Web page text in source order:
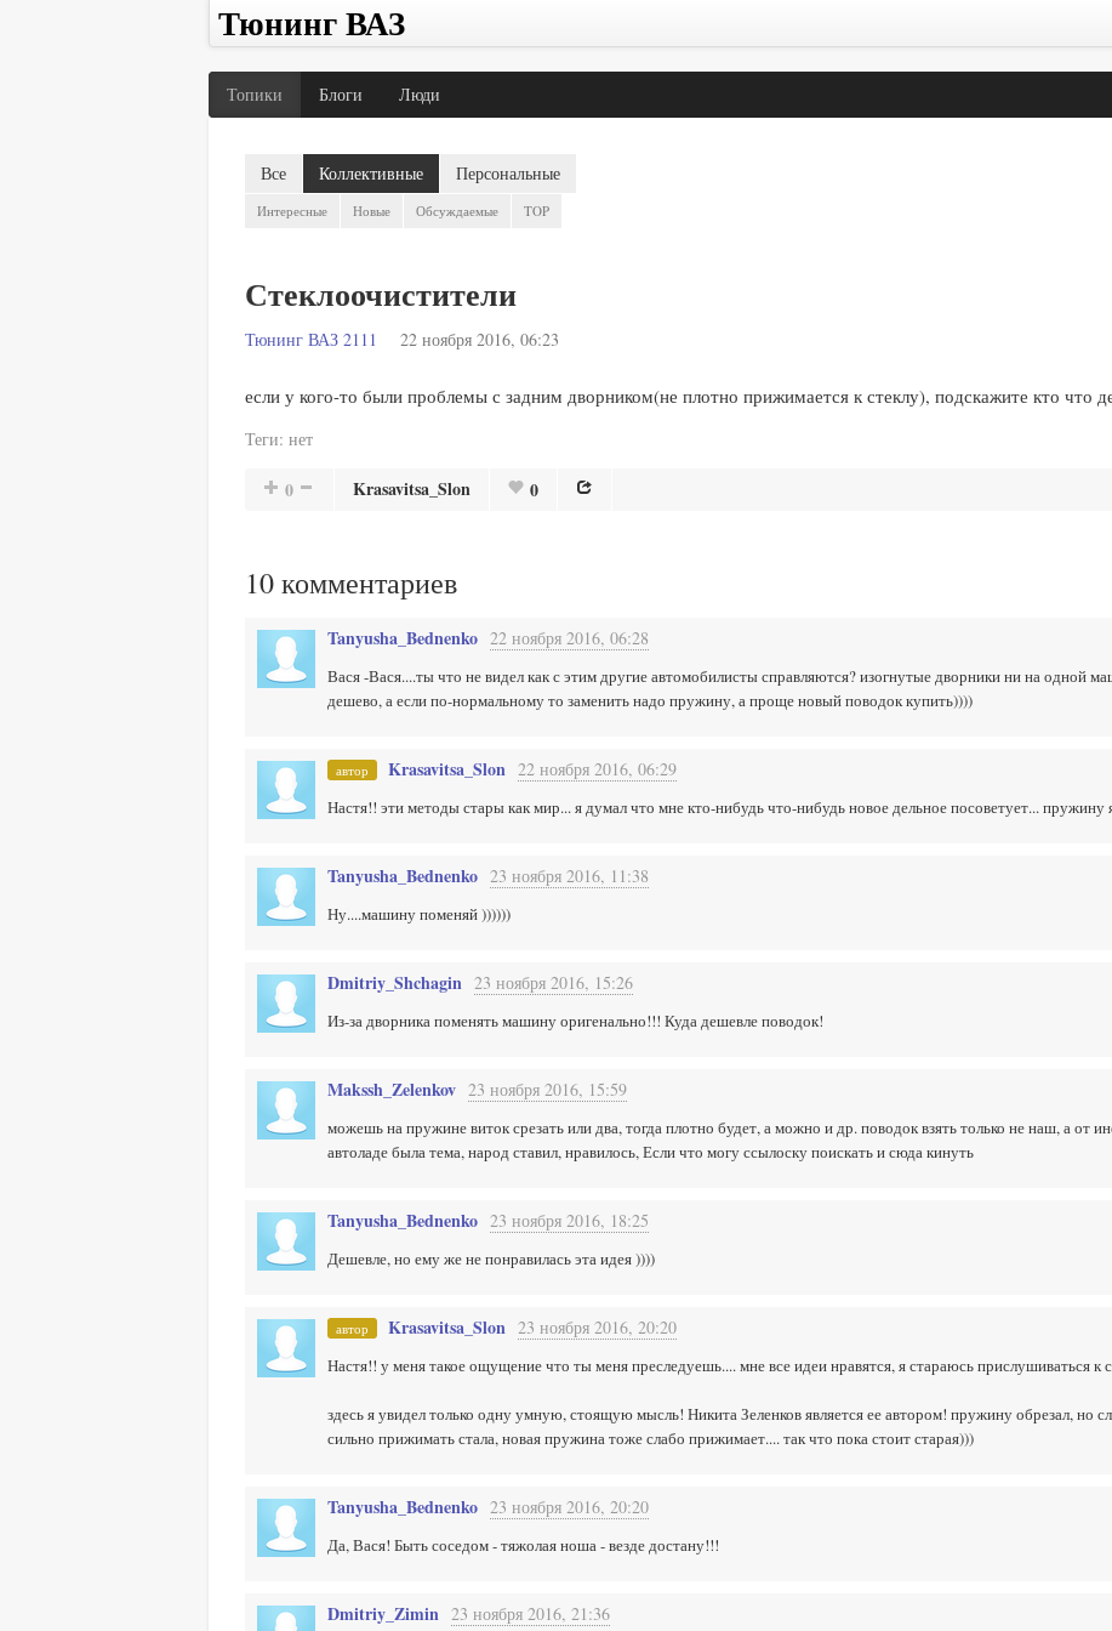
Тюнинг ВАЗ
Топики Блоги Люди
Все Коллективные Персональные
Интересные Новые Обсуждаемые TOP
Стеклоочистители
Тюнинг ВАЗ 2111 22 ноября 2016, 06:23
если у кого-то были проблемы с задним дворником(не плотно прижимается к стеклу), подскажите кто что
Теги: нет
0 Krasavitsa_Slon 0
10комментариев
Tanyusha_Bednenko 22 ноября 2016, 06:28
Вася -Вася....ты что не видел как с этим другие автомобилисты справляются? изогнутые дворники ни на одной
дешево, а если по-нормальному то заменить надо пружину, а проще новый поводок купить))))
автор Krasavitsa_Slon 22 ноября 2016, 06:29
Настя!! эти методы стары как мир... я думал что мне кто-нибудь что-нибудь новое дельное посоветует... пружину
Tanyusha_Bednenko 23 ноября 2016, 11:38
Ну....машину поменяй ))))))
Dmitriy_Shchagin 23 ноября 2016, 15:26
Из-за дворника поменять машину оригенально!!! Куда дешевле поводок!
Makssh_Zelenkov 23 ноября 2016, 15:59
можешь на пружине виток срезать или два, тогда плотно будет, а можно и др. поводок взять только не наш, а от
автоладе была тема, народ ставил, нравилось, Если что могу ссылоску поискать и сюда кинуть
Tanyusha_Bednenko 23 ноября 2016, 18:25
Дешевле, но ему же не понравилась эта идея ))))
автор Krasavitsa_Slon 23 ноября 2016, 20:20
Настя!! у меня такое ощущение что ты меня преследуешь.... мне все идеи нравятся, я стараюсь прислушиваться к
здесь я увидел только одну умную, стоящую мысль! Никита Зеленков является ее автором! пружину обрезал, но
сильно прижимать стала, новая пружина тоже слабо прижимает.... так что пока стоит старая)))
Tanyusha_Bednenko 23 ноября 2016, 20:20
Да, Вася! Быть соседом - тяжолая ноша - везде достану!!!
Dmitriy_Zimin 23 ноября 2016, 21:36